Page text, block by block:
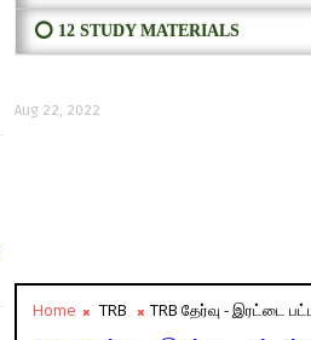
⭕ 12 STUDY MATERIALS
Aug 22, 2022
Home TRB TRB தேர்வு - இரட்டை